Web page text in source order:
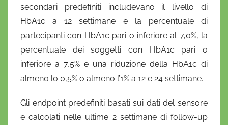
secondari predefiniti includevano il livello di
HbA1c a 12 settimane e la percentuale di
partecipanti con HbA1c pari o inferiore al 7,0%, la
percentuale dei soggetti con HbA1c pari o
inferiore a 7,5% e una riduzione della HbA1c di
almeno lo 0,5% o almeno l’1% a 12 e 24 settimane.
Gli endpoint predefiniti basati sui dati del sensore
e calcolati nelle ultime 2 settimane di follow-up